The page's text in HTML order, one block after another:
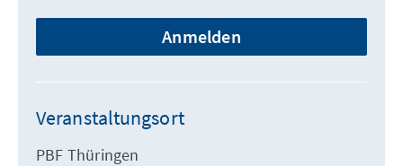
Anmelden
Veranstaltungsort
PBF Thüringen